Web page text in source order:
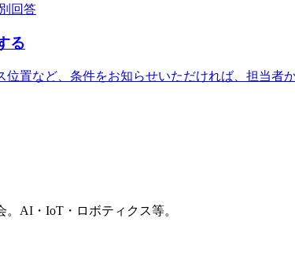
回答
る
置など、条件をお知らせいただければ、担当者
AI・IoT・ロボティクス等。